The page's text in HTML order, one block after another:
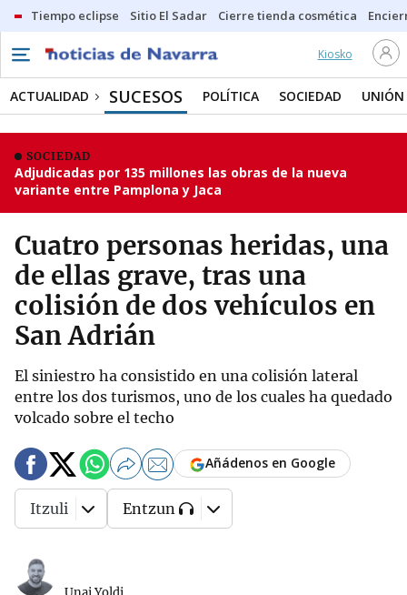
Tiempo eclipse Sitio El Sadar Cierre tienda cosmética
Kiosko
ACTUALIDAD SUCESOS POLÍTICA SOCIEDAD UNIÓN
SOCIEDAD
Adjudicadas por 135 millones las obras de la nueva
variante entre Pamplona y Jaca
Cuatro personas heridas, una
de ellas grave, tras una
colisión de dos vehículos en
San Adrián
El siniestro ha consistido en una colisión lateral
entre los dos turismos, uno de los cuales ha quedado
volcado sobre el techo
Añádenos en Google
Itzuli Entzun